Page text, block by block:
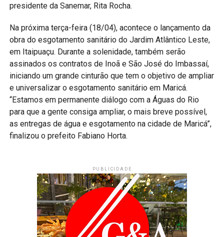
presidente da Sanemar, Rita Rocha.
Na próxima terça-feira (18/04), acontece o lançamento da
obra do esgotamento sanitário do Jardim Atlântico Leste,
em Itaipuaçu. Durante a solenidade, também serão
assinados os contratos de Inoã e São José do Imbassaí,
iniciando um grande cinturão que tem o objetivo de ampliar
e universalizar o esgotamento sanitário em Maricá.
“Estamos em permanente diálogo com a Águas do Rio
para que a gente consiga ampliar, o mais breve possível,
as entregas de água e esgotamento na cidade de Maricá”,
finalizou o prefeito Fabiano Horta.
PUBLICIDADE